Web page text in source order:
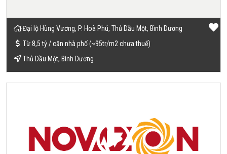
Dầu Một.
Đại lộ Hùng Vương, P. Hoà Phú, Thủ Dầu Một, Bình Dương
Từ 8,5 tỷ / căn nhà phố (~95tr/m2 chưa thuế)
Thủ Dầu Một, Bình Dương